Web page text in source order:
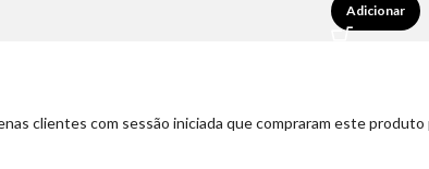
Adicionar
clientes com sessão iniciada que compraram este produto